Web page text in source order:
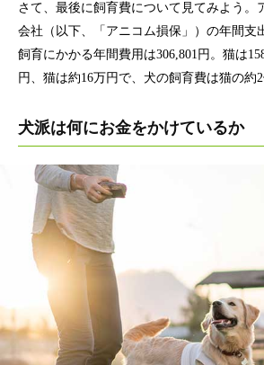
さて、最後に飼育費について見てみよう。
会社（以下、「アニコム損保」）の年間支
飼育にかかる年間費用は306,801円。猫は
円、猫は約16万円で、犬の飼育費は猫の約2
犬派は何にお金をかけているか